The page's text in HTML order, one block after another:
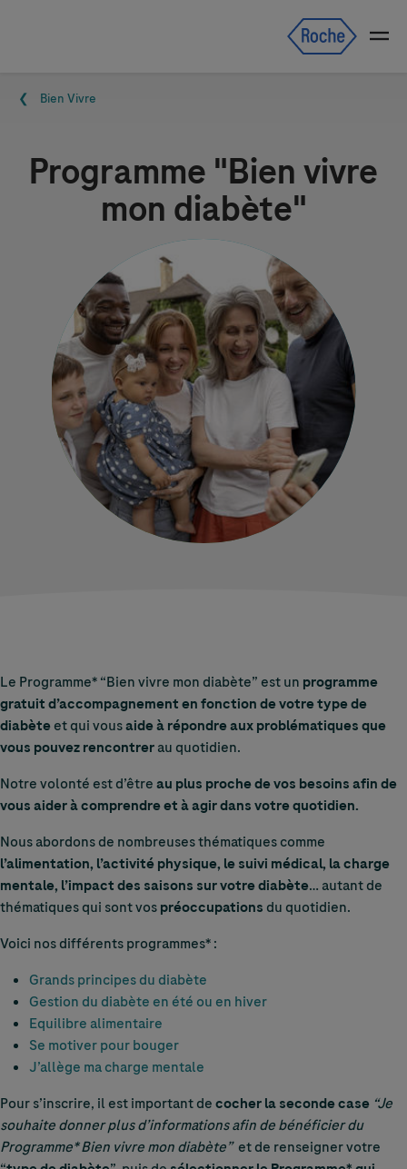
Menu
Fil d'Ariane
Bien Vivre
Programme "Bien vivre
mon diabète"
Le Programme* “Bien vivre mon diabète” est un programme
gratuit d’accompagnement en fonction de votre type de
diabèteet qui vousaide à répondre aux problématiques que
vous pouvez rencontrerau quotidien.
Notre volonté est d’êtreau plus proche de vos besoins afin de
vous aider à comprendre et à agir dans votre quotidien.
Nous abordons de nombreuses thématiques comme
l’alimentation, l’activité physique, le suivi médical, la charge
mentale, l’impact des saisons sur votre diabète… autant de
thématiques qui sont vospréoccupations du quotidien.
Voici nos différents programmes* :
Grands principes du diabète
Gestion du diabète en été ou en hiver
Equilibre alimentaire
Se motiver pour bouger
J’allège ma charge mentale
Pour s’inscrire, il est important decocher la seconde case “Je
souhaite donner plus d’informations afin de bénéficier du
Programme* Bien vivre mon diabète” et de renseigner votre